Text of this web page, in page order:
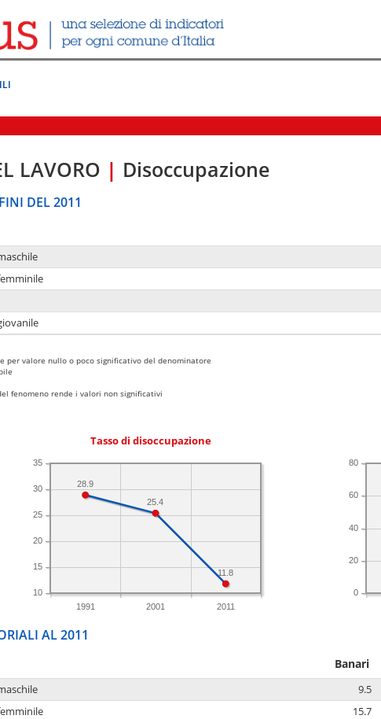
LAVORO | Disoccupazione
DEL 2011
per valore nullo o poco significativo del denominatore
fenomeno rende i valori non significativi
Tasso di disoccupazione
1991 2001 2011
10
15
20
25
30
35
11.8
25.4
28.9
0
20
40
60
80
AL 2011
Banari
9.5
15.7